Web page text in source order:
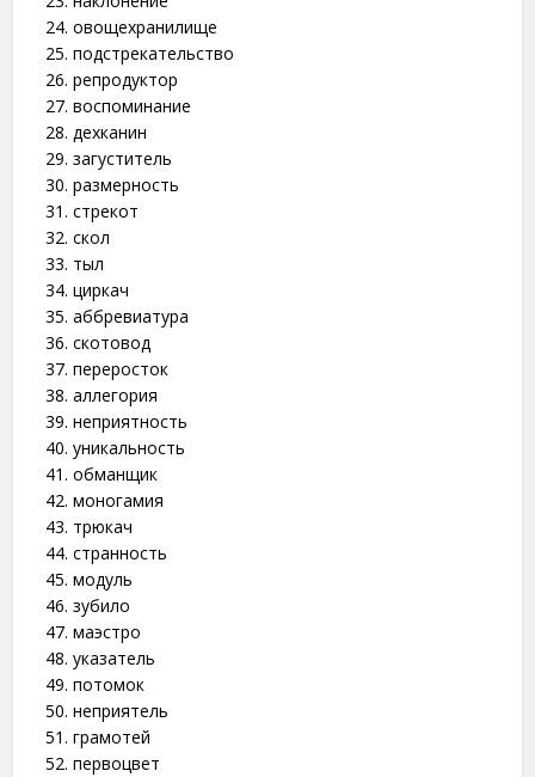
овощехранилище
подстрекательство
репродуктор
воспоминание
дехканин
загуститель
размерность
стрекот
скол
тыл
циркач
аббревиатура
скотовод
переросток
аллегория
неприятность
уникальность
обманщик
моногамия
трюкач
странность
модуль
зубило
маэстро
указатель
потомок
неприятель
грамотей
первоцвет